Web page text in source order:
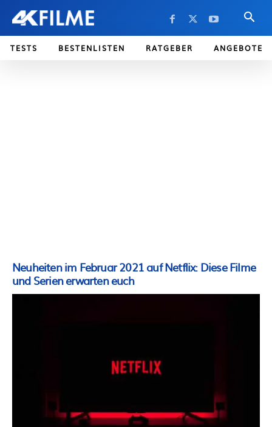
TESTS BESTENLISTEN RATGEBER ANGEBOTE
Neuheiten im Februar 2021 auf Netflix: Diese Filme
und Serien erwarten euch